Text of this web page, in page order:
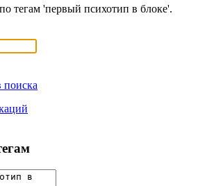
тегам 'первый психотип в блоке'.
поиска